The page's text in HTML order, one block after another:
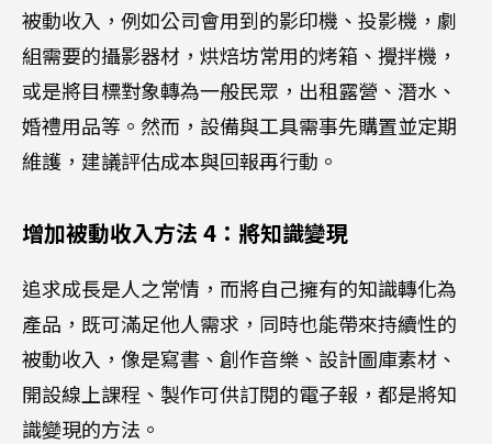
被動收入，例如公司會用到的影印機、投影機，劇
組需要的攝影器材，烘焙坊常用的烤箱、攪拌機，
或是將目標對象轉為一般民眾，出租露營、潛水、
婚禮用品等。然而，設備與工具需事先購置並定期
維護，建議評估成本與回報再行動。
增加被動收入方法 4：將知識變現
追求成長是人之常情，而將自己擁有的知識轉化為
產品，既可滿足他人需求，同時也能帶來持續性的
被動收入，像是寫書、創作音樂、設計圖庫素材、
開設線上課程、製作可供訂閱的電子報，都是將知
識變現的方法。